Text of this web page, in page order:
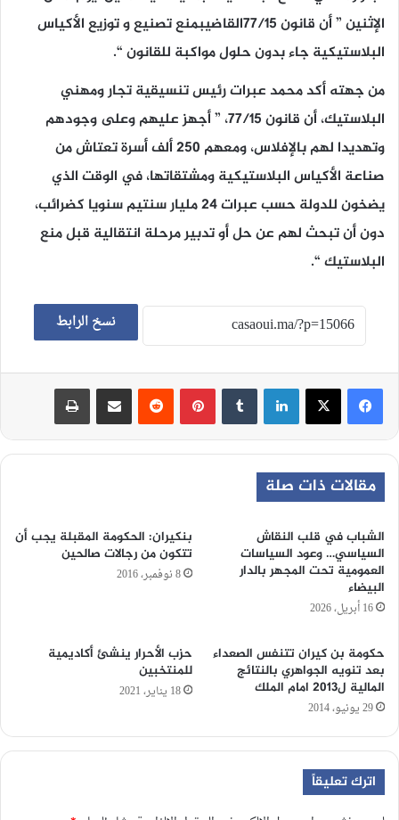
الإثنين ” أن قانون 77/15القاضيبمنع تصنيع و توزيع الأكياس
البلاستيكية جاء بدون حلول مواكبة للقانون “.
من جهته أكد محمد عبرات رئيس تنسيقية تجار ومهني
البلاستيك، أن قانون 77/15، ” أجهز عليهم وعلى وجودهم
وتهديدا لهم بالإفلاس، ومعهم 250 ألف أسرة تعتاش من
صناعة الأكياس البلاستيكية ومشتقاتها، في الوقت الذي
يضخون للدولة حسب عبرات 24 مليار سنتيم سنويا كضرائب،
دون أن تبحث لهم عن حل أو تدبير مرحلة انتقالية قبل منع
البلاستيك “.
نسخ الرابط
لينكدإن بينتيريست
مقالات ذات صلة
الشباب في قلب النقاش
السياسي… وعود السياسات
العمومية تحت المجهر بالدار
البيضاء
16 أبريل، 2026
بنكيران: الحكومة المقبلة يجب أن
تتكون من رجالات صالحين
8 نوفمبر، 2016
حكومة بن كيران تتنفس الصعداء
بعد تنويه الجواهري بالنتائج
المالية ل2013 امام الملك
29 يونيو، 2014
حزب الأحرار ينشئ أكاديمية
للمنتخبين
18 يناير، 2021
اترك تعليقاً